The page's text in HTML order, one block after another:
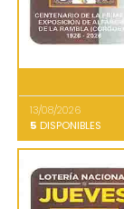
13/08/2026
5 DISPONIBLES